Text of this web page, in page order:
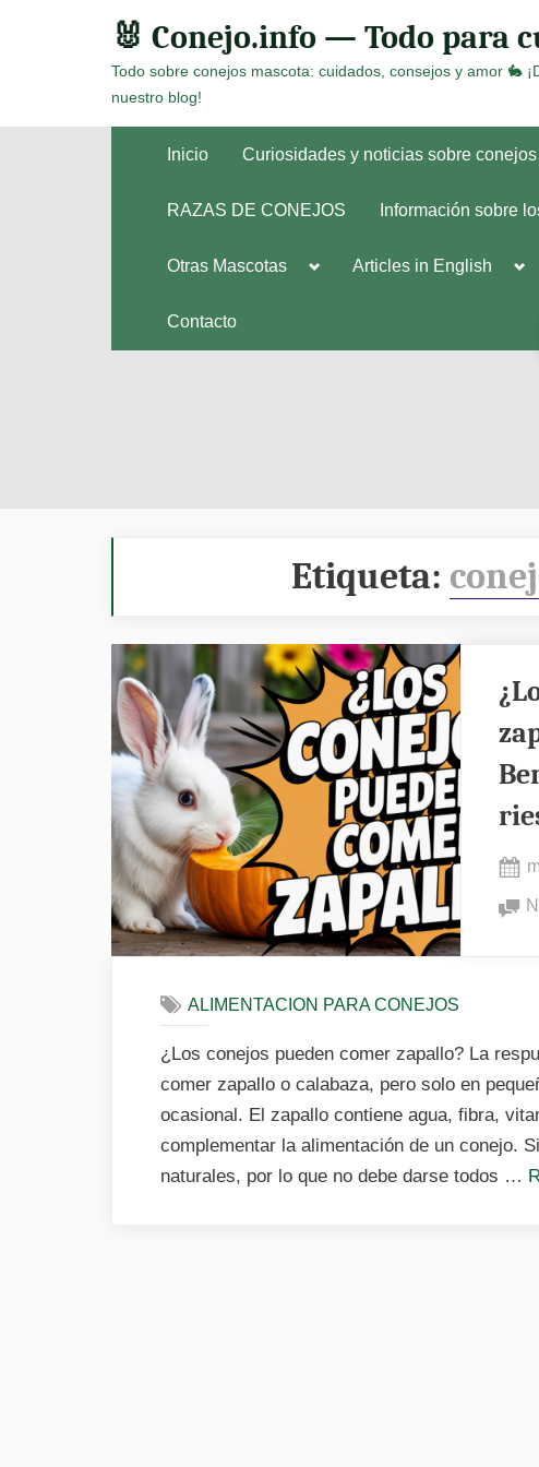
🐰 Conejo.info — Todo para
Todo sobre conejos mascota: cuidados, consejos y amor 🐇
nuestro blog!
Inicio Curiosidades y noticias sobre conejos
RAZAS DE CONEJOS Información sobre
Otras Mascotas
Toggle
Toggle
Articles in English
Contacto
Etiqueta:
on
ALIMENTACION PARA CONEJOS
¿Los conejos pueden comer zapallo? La
comer zapallo o calabaza, pero solo en
ocasional. El zapallo contiene agua, fibra,
complementar la alimentación de un conejo.
naturales, por lo que no debe darse todos …